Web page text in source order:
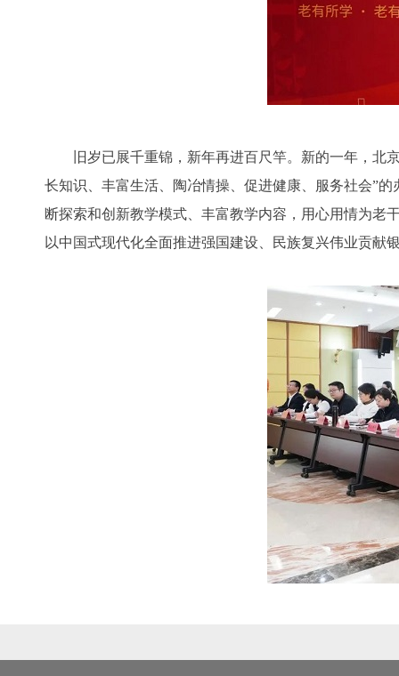
旧岁已展千重锦，新年再进百尺竿。新的一年，北京
长知识、丰富生活、陶冶情操、促进健康、服务社会”
断探索和创新教学模式、丰富教学内容，用心用情为老
以中国式现代化全面推进强国建设、民族复兴伟业贡献